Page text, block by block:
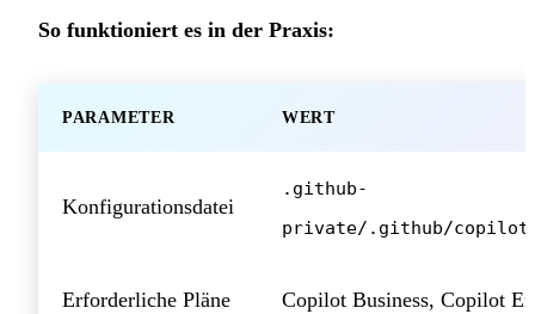
So funktioniert es in der Praxis:
PARAMETER WERT
Konfigurationsdatei
.github-
private/.github/
Erforderliche Pläne Copilot Business, Copilot